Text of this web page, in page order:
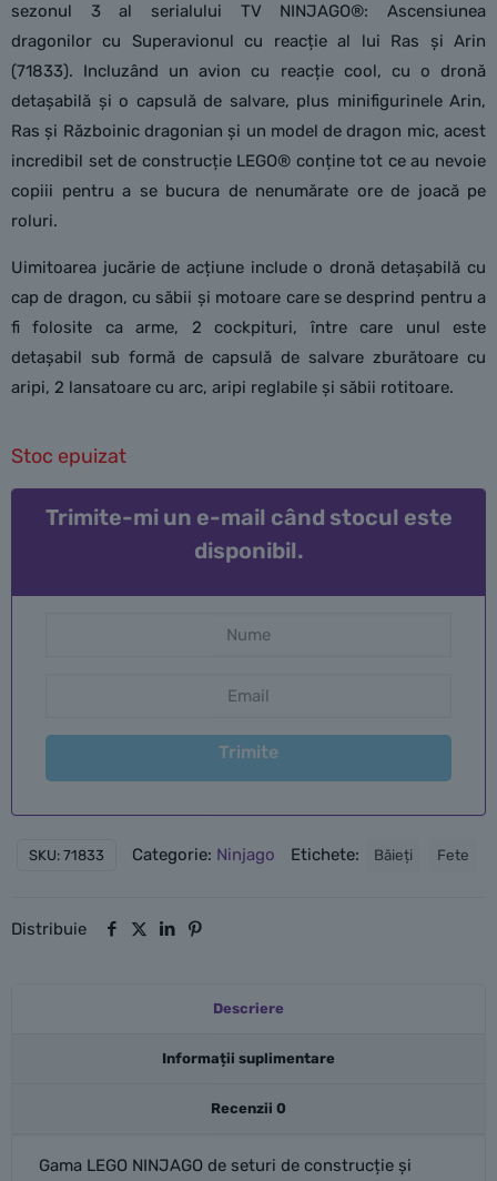
sezonul 3 al serialului TV NINJAGO®: Ascensiunea
dragonilor cu Superavionul cu reacție al lui Ras și Arin
(71833). Incluzând un avion cu reacție cool, cu o dronă
detașabilă și o capsulă de salvare, plus minifigurinele Arin,
Ras și Războinic dragonian și un model de dragon mic, acest
incredibil set de construcție LEGO® conține tot ce au nevoie
copiii pentru a se bucura de nenumărate ore de joacă pe
roluri.
Uimitoarea jucărie de acțiune include o dronă detașabilă cu
cap de dragon, cu săbii și motoare care se desprind pentru a
fi folosite ca arme, 2 cockpituri, între care unul este
detașabil sub formă de capsulă de salvare zburătoare cu
aripi, 2 lansatoare cu arc, aripi reglabile și săbii rotitoare.
Stoc epuizat
Trimite-mi un e-mail când stocul este
disponibil.
Trimite
SKU: 71833 Categorie: Ninjago Etichete: Băieți Fete
Distribuie
Descriere
Informații suplimentare
Recenzii 0
Gama LEGO NINJAGO de seturi de construcție și